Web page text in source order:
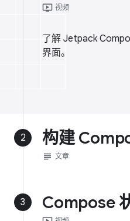
ondemand_video 视频
了解 Jetpack
界面。
2 构建
subject 文章
3 Compose